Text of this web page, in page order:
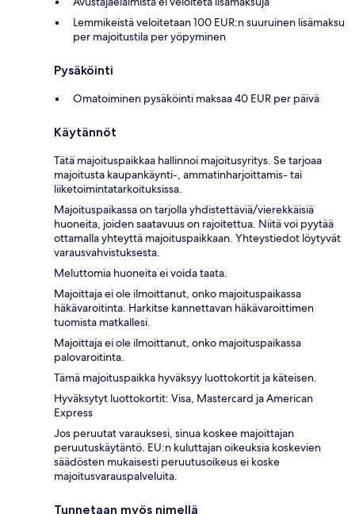
Lemmikeistä veloitetaan 100 EUR:n suuruinen lisämaksu
per majoitustila per yöpyminen
Pysäköinti
Omatoiminen pysäköinti maksaa 40 EUR per päivä
Käytännöt
Tätä majoituspaikkaa hallinnoi majoitusyritys. Se tarjoaa
majoitusta kaupankäynti-, ammatinharjoittamis- tai
liiketoimintatarkoituksissa.
Majoituspaikassa on tarjolla yhdistettäviä/vierekkäisiä
huoneita, joiden saatavuus on rajoitettua. Niitä voi pyytää
ottamalla yhteyttä majoituspaikkaan. Yhteystiedot löytyvät
varausvahvistuksesta.
Meluttomia huoneita ei voida taata.
Majoittaja ei ole ilmoittanut, onko majoituspaikassa
häkävaroitinta. Harkitse kannettavan häkävaroittimen
tuomista matkallesi.
Majoittaja ei ole ilmoittanut, onko majoituspaikassa
palovaroitinta.
Tämä majoituspaikka hyväksyy luottokortit ja käteisen.
Hyväksytyt luottokortit: Visa, Mastercard ja American
Express
Jos peruutat varauksesi, sinua koskee majoittajan
peruutuskäytäntö. EU:n kuluttajan oikeuksia koskevien
säädösten mukaisesti peruutusoikeus ei koske
majoitusvarauspalveluita.
Tunnetaan myös nimellä